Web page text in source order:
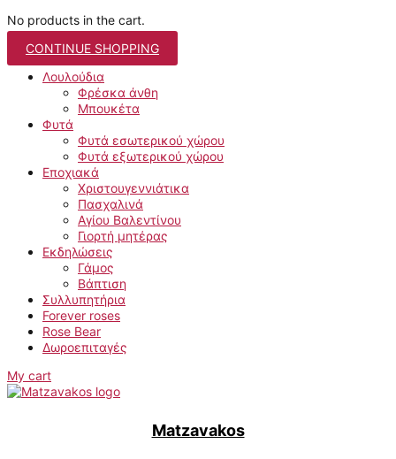
No products in the cart.
CONTINUE SHOPPING
Λουλούδια
Φρέσκα άνθη
Μπουκέτα
Φυτά
Φυτά εσωτερικού χώρου
Φυτά εξωτερικού χώρου
Εποχιακά
Χριστουγεννιάτικα
Πασχαλινά
Αγίου Βαλεντίνου
Γιορτή μητέρας
Εκδηλώσεις
Γάμος
Βάπτιση
Συλλυπητήρια
Forever roses
Rose Bear
Δωροεπιταγές
My cart
Matzavakos